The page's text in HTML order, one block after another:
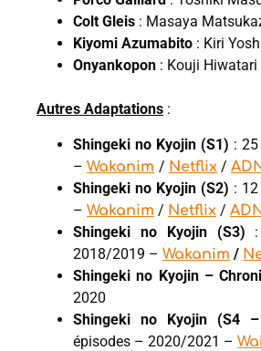
Colt Gleis : Masaya
Kiyomi Azumabito : Kiri
Onyankopon : Kouji Hiwatari
Autres Adaptations :
Shingeki no Kyojin (S1) :
– Wakanim / Netflix /
Shingeki no Kyojin (S2) :
– Wakanim / Netflix /
Shingeki no Kyojin (S3)
2018/2019 – Wakanim /
Shingeki no Kyojin –
2020
Shingeki no Kyojin (S4
épisodes – 2020/2021 –